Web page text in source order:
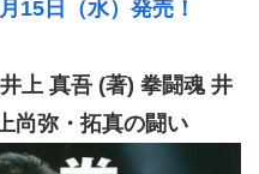
15日（水）発売！
上 真吾 (著) 拳闘魂 井
尚弥・拓真の闘い